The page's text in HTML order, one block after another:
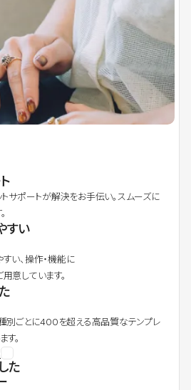
トサポートが解決をお手伝い。スムーズに
すい
い、操作・機能に
意しています。
別ごとに400を超える高品質なテンプレ
す。
た